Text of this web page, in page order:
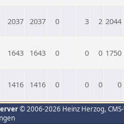
2037 2037 0 3 2 2044
1643 1643 0 0 0 1750
1416 1416 0 0 0 0
© 2006-2026 Heinz Herzog,